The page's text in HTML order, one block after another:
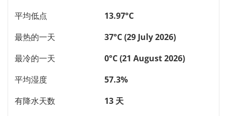
平均低点
13.97°C
最热的一天
37°C (29 July 2026)
最冷的一天
0°C (21 August 2026)
平均湿度
57.3%
有降水天数
13 天